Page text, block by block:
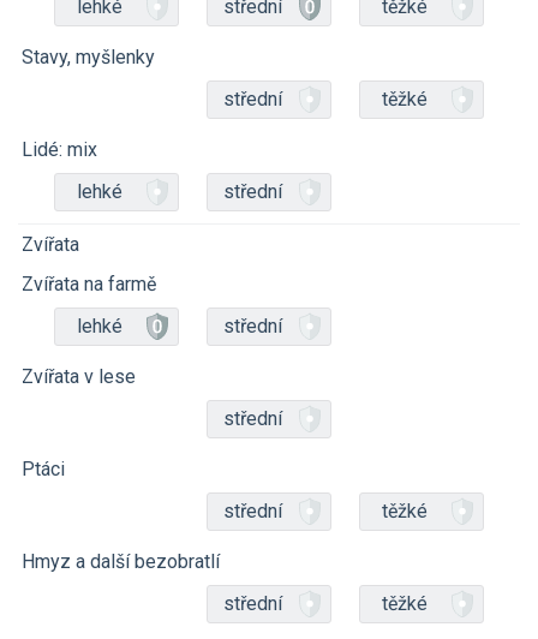
lehké
střední těžké
Stavy, myšlenky
střední
těžké
Lidé: mix
lehké
střední
Zvířata
Zvířata na farmě
lehké
střední
Zvířata v lese
střední
Ptáci
střední
těžké
Hmyz a další bezobratlí
střední
těžké